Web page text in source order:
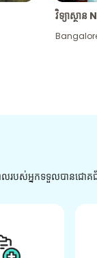
វិទ្យាស្ថា
ាបាលរបស់អ្នកទទួល